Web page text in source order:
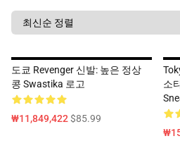
도쿄 Revenger 신발: 높은 정상
콩 Swastika 로고
₩11,849,422$85.99
소